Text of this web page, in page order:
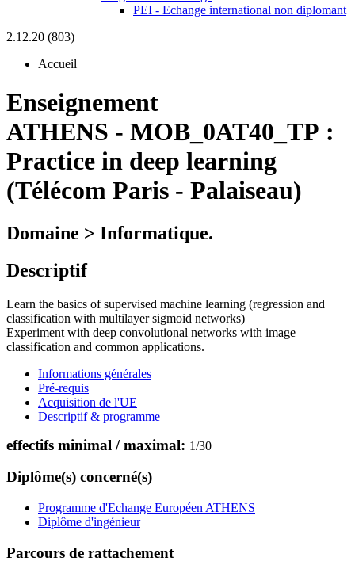
PEI - Echange international non diplomant
2.12.20 (803)
Accueil
Enseignement
ATHENS - MOB_0AT40_TP :
Practice in deep learning
(Télécom Paris - Palaiseau)
Domaine > Informatique.
Descriptif
Learn the basics of supervised machine learning (regression and
classification with multilayer sigmoid networks)
Experiment with deep convolutional networks with image
classification and common applications.
Informations générales
Pré-requis
Acquisition de l'UE
Descriptif & programme
effectifs minimal / maximal: 1/30
Diplôme(s) concerné(s)
Programme d'Echange Européen ATHENS
Diplôme d'ingénieur
Parcours de rattachement